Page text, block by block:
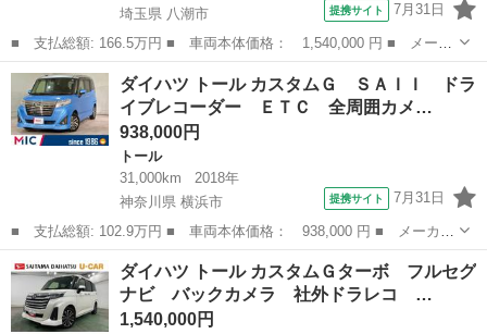
埼玉県 八潮市
提携サイト 7月31日
■ 支払総額: 166.5万円 ■ 車両本体価格： 1,540,000 円 ■ メーカ
ー名： ダイハツ ■ 車種名： トール ■ グレード名： カスタム
Ｇ ターボ 車検整備付／走行５４２５２キロ／マット １年保証距
離無制限...
埼玉 八潮市 トール
ダイハツ トール カスタムＧ ＳＡＩＩ ドラ
イブレコーダー ＥＴＣ 全周囲カメ…
938,000円
トール
31,000km
2018年
神奈川県 横浜市
提携サイト 7月31日
■ 支払総額: 102.9万円 ■ 車両本体価格： 938,000 円 ■ メーカー
名： ダイハツ ■ 車種名： トール ■ グレード名： カスタム
Ｇ ＳＡＩＩ ドライブレコーダー ＥＴＣ 全周囲カメラ ナビ
ＴＶ 両側電...
神奈川 横浜市 トール
ダイハツ トール カスタムＧターボ フルセグ
ナビ バックカメラ 社外ドラレコ …
1,540,000円